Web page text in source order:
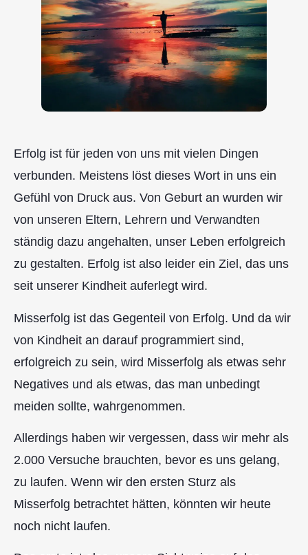
Erfolg ist für jeden von uns mit vielen Dingen
verbunden. Meistens löst dieses Wort in uns ein
Gefühl von Druck aus. Von Geburt an wurden wir
von unseren Eltern, Lehrern und Verwandten
ständig dazu angehalten, unser Leben erfolgreich
zu gestalten. Erfolg ist also leider ein Ziel, das uns
seit unserer Kindheit auferlegt wird.
Misserfolg ist das Gegenteil von Erfolg. Und da wir
von Kindheit an darauf programmiert sind,
erfolgreich zu sein, wird Misserfolg als etwas sehr
Negatives und als etwas, das man unbedingt
meiden sollte, wahrgenommen.
Allerdings haben wir vergessen, dass wir mehr als
2.000 Versuche brauchten, bevor es uns gelang,
zu laufen. Wenn wir den ersten Sturz als
Misserfolg betrachtet hätten, könnten wir heute
noch nicht laufen.